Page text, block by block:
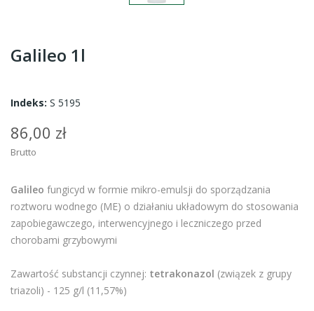
Galileo 1l
Indeks: S 5195
86,00 zł
Brutto
Galileo fungicyd w formie mikro-emulsji do sporządzania
roztworu wodnego (ME) o działaniu układowym do stosowania
zapobiegawczego, interwencyjnego i leczniczego przed
chorobami grzybowymi
Zawartość substancji czynnej: tetrakonazol (związek z grupy
triazoli) - 125 g/l (11,57%)